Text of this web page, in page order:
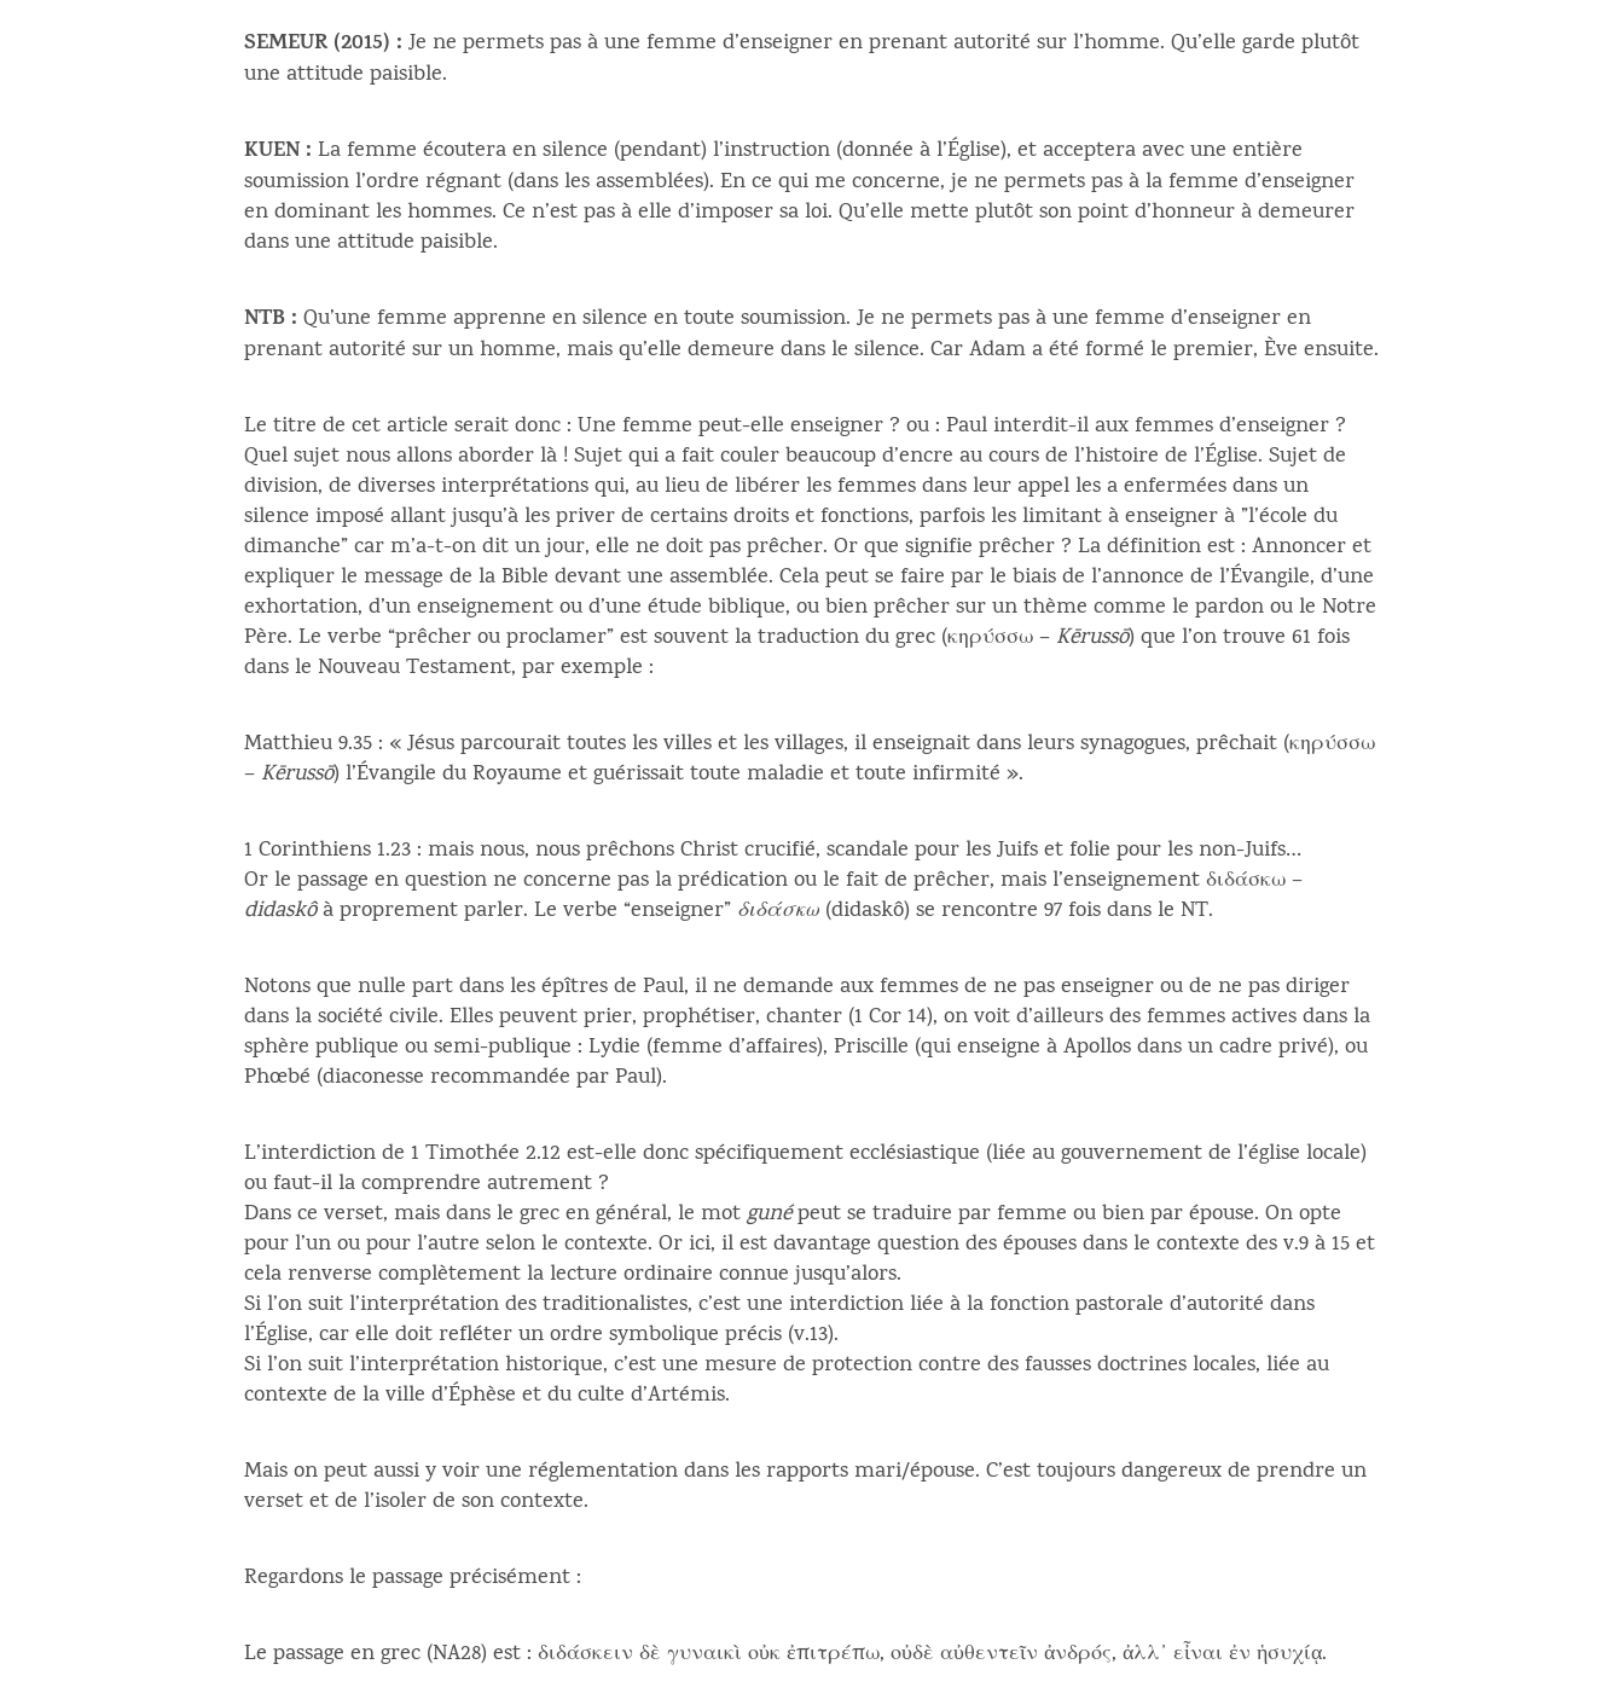
SEMEUR (2015) : Je ne permets pas à une femme d’enseigner en prenant autorité sur l’homme. Qu’elle garde plutôt
une attitude paisible.
KUEN : La femme écoutera en silence (pendant) l’instruction (donnée à l’Église), et acceptera avec une entière
soumission l’ordre régnant (dans les assemblées). En ce qui me concerne, je ne permets pas à la femme d’enseigner
en dominant les hommes. Ce n’est pas à elle d’imposer sa loi. Qu’elle mette plutôt son point d’honneur à demeurer
dans une attitude paisible.
NTB : Qu’une femme apprenne en silence en toute soumission. Je ne permets pas à une femme d’enseigner en
prenant autorité sur un homme, mais qu’elle demeure dans le silence. Car Adam a été formé le premier, Ève ensuite.
Le titre de cet article serait donc : Une femme peut-elle enseigner ? ou : Paul interdit-il aux femmes d’enseigner ?
Quel sujet nous allons aborder là ! Sujet qui a fait couler beaucoup d’encre au cours de l’histoire de l’Église. Sujet de
division, de diverses interprétations qui, au lieu de libérer les femmes dans leur appel les a enfermées dans un
silence imposé allant jusqu’à les priver de certains droits et fonctions, parfois les limitant à enseigner à ”l’école du
dimanche” car m’a-t-on dit un jour, elle ne doit pas prêcher. Or que signifie prêcher ? La définition est : Annoncer et
expliquer le message de la Bible devant une assemblée. Cela peut se faire par le biais de l’annonce de l’Évangile, d’une
exhortation, d’un enseignement ou d’une étude biblique, ou bien prêcher sur un thème comme le pardon ou le Notre
Père. Le verbe “prêcher ou proclamer” est souvent la traduction du grec (κηρύσσω – Kērussō) que l’on trouve 61 fois
dans le Nouveau Testament, par exemple :
Matthieu 9.35 : « Jésus parcourait toutes les villes et les villages, il enseignait dans leurs synagogues, prêchait (κηρύσσω
– Kērussō) l’Évangile du Royaume et guérissait toute maladie et toute infirmité ».
1 Corinthiens 1.23 : mais nous, nous prêchons Christ crucifié, scandale pour les Juifs et folie pour les non-Juifs…
Or le passage en question ne concerne pas la prédication ou le fait de prêcher, mais l’enseignement διδάσκω –
didaskôà proprement parler. Le verbe “enseigner” διδάσκω (didaskô) se rencontre 97 fois dans le NT.
Notons que nulle part dans les épîtres de Paul, il ne demande aux femmes de ne pas enseigner ou de ne pas diriger
dans la société civile. Elles peuvent prier, prophétiser, chanter (1 Cor 14), on voit d’ailleurs des femmes actives dans la
sphère publique ou semi-publique : Lydie (femme d’affaires), Priscille (qui enseigne à Apollos dans un cadre privé), ou
Phœbé (diaconesse recommandée par Paul).
L’interdiction de 1 Timothée 2.12 est-elle donc spécifiquement ecclésiastique (liée au gouvernement de l’église locale)
ou faut-il la comprendre autrement ?
Dans ce verset, mais dans le grec en général, le motgunépeut se traduire par femme ou bien par épouse. On opte
pour l’un ou pour l’autre selon le contexte. Or ici, il est davantage question des épouses dans le contexte des v.9 à 15 et
cela renverse complètement la lecture ordinaire connue jusqu’alors.
Si l’on suit l’interprétation des traditionalistes, c’est une interdiction liée à la fonction pastorale d’autorité dans
l’Église, car elle doit refléter un ordre symbolique précis (v.13).
Si l’on suit l’interprétation historique, c’est une mesure de protection contre des fausses doctrines locales, liée au
contexte de la ville d’Éphèse et du culte d’Artémis.
Mais on peut aussi y voir une réglementation dans les rapports mari/épouse. C’est toujours dangereux de prendre un
verset et de l’isoler de son contexte.
Regardons le passage précisément :
Le passage en grec (NA28) est : διδάσκειν δὲ γυναικὶ οὐκ ἐπιτρέπω, οὐδὲ αὐθεντεῖν ἀνδρός, ἀλλ᾽ εἶναι ἐν ἡσυχίᾳ.